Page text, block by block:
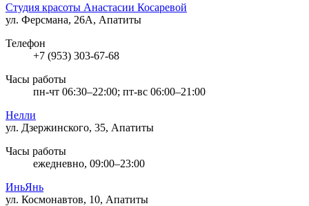
Студия красоты Анастасии Косаревой
ул. Ферсмана, 26А, Апатиты
Телефон
+7 (953) 303-67-68
Часы работы
пн-чт 06:30–22:00; пт-вс 06:00–21:00
Нелли
ул. Дзержинского, 35, Апатиты
Часы работы
ежедневно, 09:00–23:00
ИньЯнь
ул. Космонавтов, 10, Апатиты